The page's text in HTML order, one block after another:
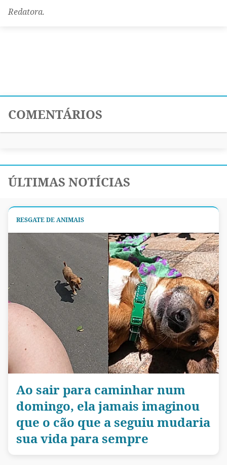
Redatora.
COMENTÁRIOS
ÚLTIMAS NOTÍCIAS
RESGATE DE ANIMAIS
Ao sair para caminhar num
domingo, ela jamais imaginou
que o cão que a seguiu mudaria
sua vida para sempre